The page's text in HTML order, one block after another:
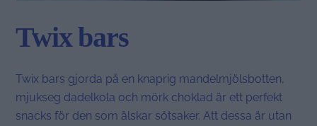
Twix bars
Twix bars gjorda på en knaprig mandelmjölsbotten,
mjukseg dadelkola och mörk choklad är ett perfekt
snacks för den som älskar sötsaker. Att dessa är utan